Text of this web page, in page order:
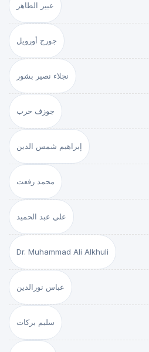
عبير الطاهر
جورج أورويل
نجلاء نصير بشور
جوزف حرب
إبراهيم شمس الدين
محمد رفعت
علي عبد الحميد
Dr. Muhammad Ali Alkhuli
عباس نورالدين
سليم بركات